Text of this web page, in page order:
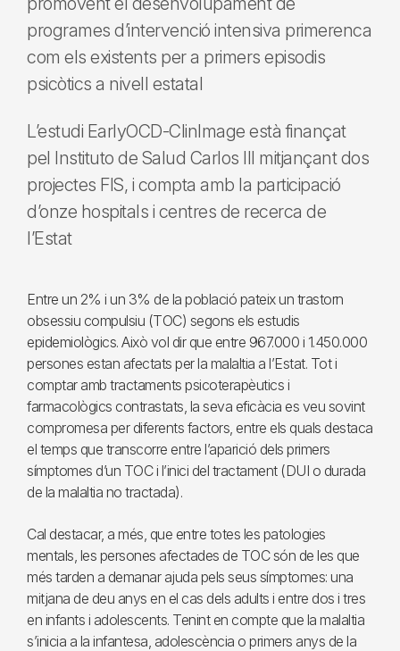
programes d’intervenció intensiva primerenca
com els existents per a primers episodis
psicòtics a nivell estatal
L’estudi EarlyOCD-ClinImage està finançat
pel Instituto de Salud Carlos III mitjançant dos
projectes FIS, i compta amb la participació
d’onze hospitals i centres de recerca de
l’Estat
Entre un 2% i un 3% de la població pateix un trastorn
obsessiu compulsiu (TOC) segons els estudis
epidemiològics. Això vol dir que entre 967.000 i 1.450.000
persones estan afectats per la malaltia a l’Estat. Tot i
comptar amb tractaments psicoterapèutics i
farmacològics contrastats, la seva eficàcia es veu sovint
compromesa per diferents factors, entre els quals destaca
el temps que transcorre entre l’aparició dels primers
símptomes d’un TOC i l’inici del tractament (DUI o durada
de la malaltia no tractada).
Cal destacar, a més, que entre totes les patologies
mentals, les persones afectades de TOC són de les que
més tarden a demanar ajuda pels seus símptomes: una
mitjana de deu anys en el cas dels adults i entre dos i tres
en infants i adolescents. Tenint en compte que la malaltia
s’inicia a la infantesa, adolescència o primers anys de la